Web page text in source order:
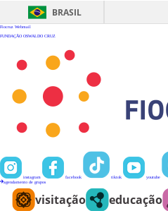
BRASIL
Fiocruz Webmail
FUNDAÇÃO OSWALDO CRUZ
instagram facebook tiktok youtube
agendamento de grupos
visitação educação